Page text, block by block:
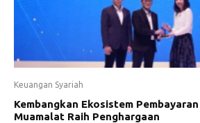
Keuangan Syariah
Kembangkan Ekosistem
Muamalat Raih Penghargaan